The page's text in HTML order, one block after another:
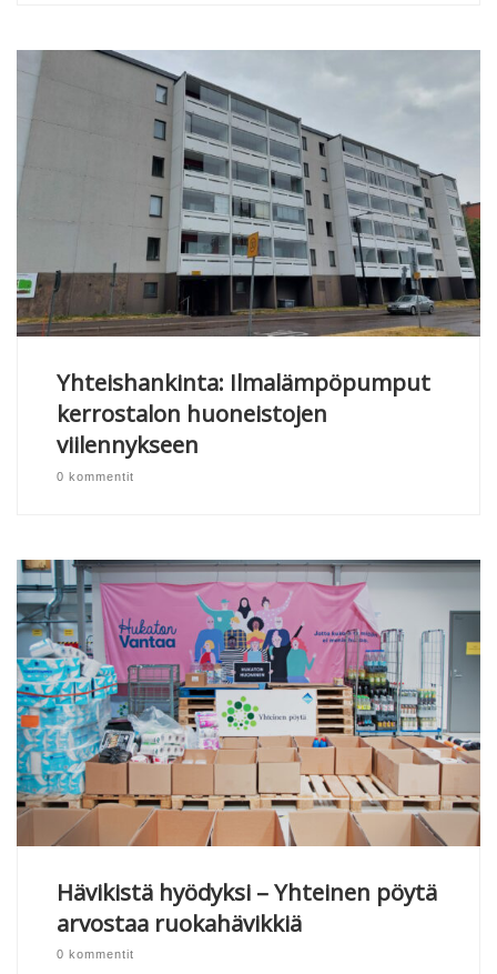
Yhteishankinta: Ilmalämpöpumput
kerrostalon huoneistojen
viilennykseen
0 kommentit
Hävikistä hyödyksi – Yhteinen pöytä
arvostaa ruokahävikkiä
0 kommentit